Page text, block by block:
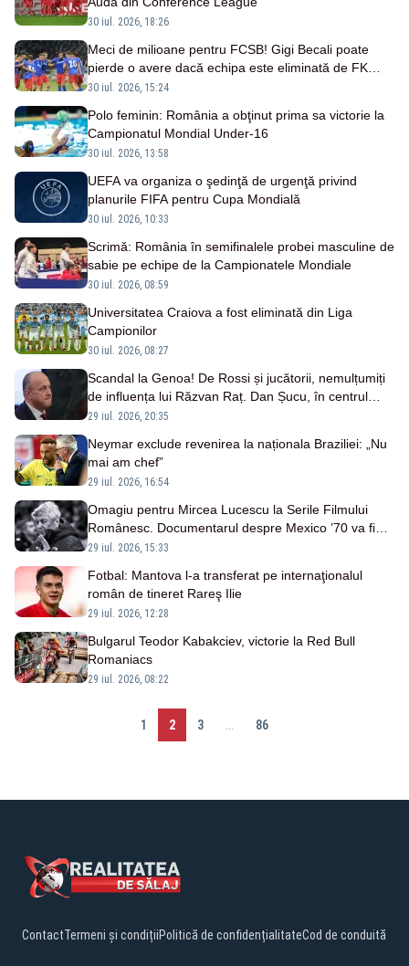
30 iul. 2026, 18:26
Meci de milioane pentru FCSB! Gigi Becali poate
pierde o avere dacă echipa este eliminată de FK
Auda
30 iul. 2026, 15:24
Polo feminin: România a obţinut prima sa victorie la
Campionatul Mondial Under-16
30 iul. 2026, 13:58
UEFA va organiza o şedinţă de urgenţă privind
planurile FIFA pentru Cupa Mondială
30 iul. 2026, 10:33
Scrimă: România în semifinalele probei masculine de
sabie pe echipe de la Campionatele Mondiale
30 iul. 2026, 08:59
Universitatea Craiova a fost eliminată din Liga
Campionilor
30 iul. 2026, 08:27
Scandal la Genoa! De Rossi și jucătorii, nemulțumiți
de influența lui Răzvan Raț. Dan Șucu, în centrul
tensiunilor
29 iul. 2026, 20:35
Neymar exclude revenirea la naționala Braziliei: „Nu
mai am chef”
29 iul. 2026, 16:54
Omagiu pentru Mircea Lucescu la Serile Filmului
Românesc. Documentarul despre Mexico ’70 va fi
proiectat la Iași
29 iul. 2026, 15:33
Fotbal: Mantova l-a transferat pe internaţionalul
român de tineret Rareş Ilie
29 iul. 2026, 12:28
Bulgarul Teodor Kabakciev, victorie la Red Bull
Romaniacs
29 iul. 2026, 08:22
1 2 3 86
ContactTermeni și condițiiPolitică de confidențialitateCod de conduită